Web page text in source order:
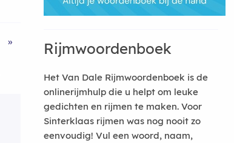
» Rijmwoordenboek
Het Van Dale Rijmwoordenboek is de
onlinerijmhulp die u helpt om leuke
gedichten en rijmen te maken. Voor
Sinterklaas rijmen was nog nooit zo
eenvoudig! Vul een woord, naam,